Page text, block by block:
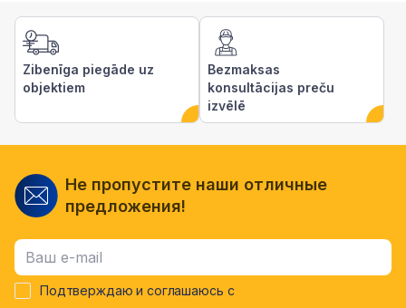
Zibenīga piegāde uz
objektiem
Bezmaksas
konsultācijas preču
izvēlē
Не пропустите наши отличные
предложения!
Подтверждаю и соглашаюсь с